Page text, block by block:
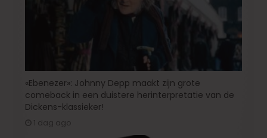
«Ebenezer»: Johnny Depp maakt zijn grote
comeback in een duistere herinterpretatie van de
Dickens-klassieker!
1 dag ago